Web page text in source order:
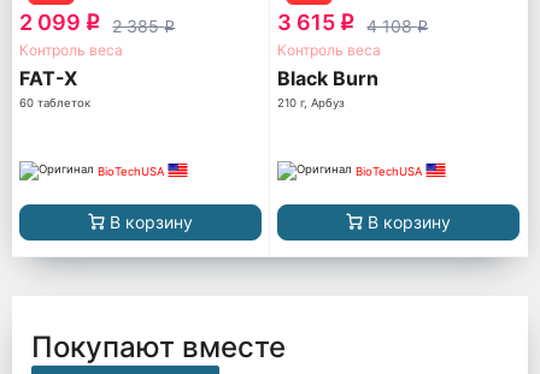
2 099 q 2 385q
Контроль веса
FAT-X
60 таблеток
BioTechUSA
В корзину
3 615 q 4 108q
Контроль веса
Black Burn
210 г, Арбуз
BioTechUSA
В корзину
Покупают вместе